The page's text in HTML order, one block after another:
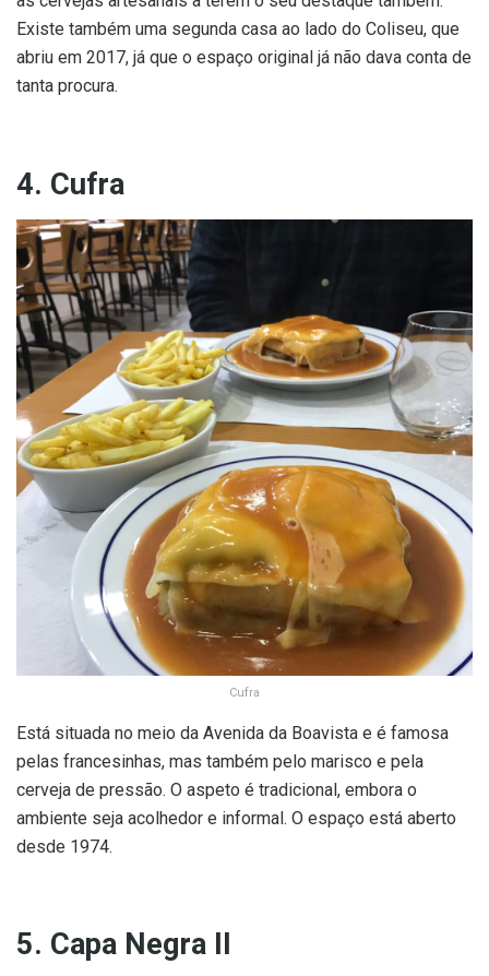
Existe também uma segunda casa ao lado do Coliseu, que
abriu em 2017, já que o espaço original já não dava conta de
tanta procura.
4. Cufra
Cufra
Está situada no meio da Avenida da Boavista e é famosa
pelas francesinhas, mas também pelo marisco e pela
cerveja de pressão. O aspeto é tradicional, embora o
ambiente seja acolhedor e informal. O espaço está aberto
desde 1974.
5. Capa Negra II